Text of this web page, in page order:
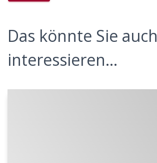
Das könnte Sie auch
interessieren...